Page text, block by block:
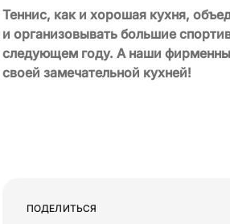
Теннис, как и хорошая кухня,
и организовывать большие
следующем году. А наши
своей замечательной кухней!
ПОДЕЛИТЬСЯ